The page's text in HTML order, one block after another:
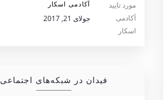
آکادمی اسکار
جولای 21, 2017
فیدان در شبکه‌های اجتماعی